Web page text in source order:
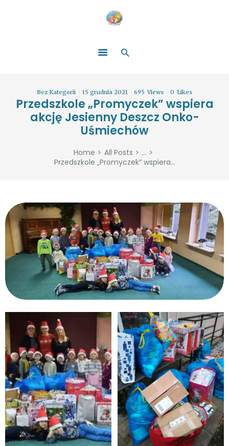
Bez Kategorii 15 grudnia 2021 695 Views 0 Likes
Przedszkole „Promyczek” wspiera
akcję Jesienny Deszcz Onko-
Uśmiechów
Home All Posts
...
Przedszkole „Promyczek” wspiera...
ZOSTAŃ DARCZYŃCĄ!
WYDARZENIA
PARTNERZY